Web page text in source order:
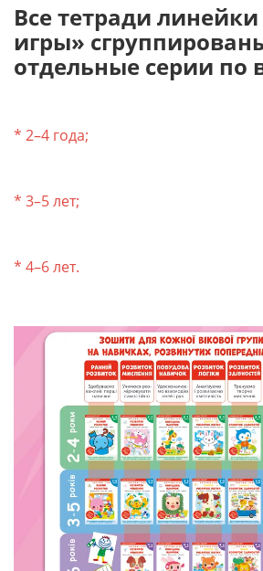
Все тетради
игры»
отдельные серии по
* 2–4 года;
* 3–5 лет;
* 4–6 лет.